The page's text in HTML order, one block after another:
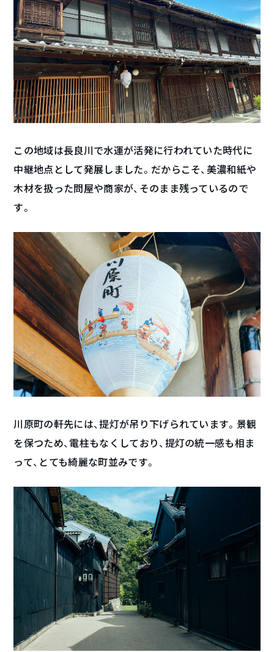
この地域は長良川で水運が活発に行われていた時代に
中継地点として発展しました。だからこそ、美濃和紙や
木材を扱った問屋や商家が、そのまま残っているので
す。
川原町の軒先には、提灯が吊り下げられています。景観
を保つため、電柱もなくしており、提灯の統一感も相ま
って、とても綺麗な町並みです。